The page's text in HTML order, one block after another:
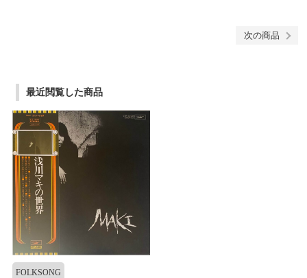
次の商品
最近閲覧した商品
FOLKSONG